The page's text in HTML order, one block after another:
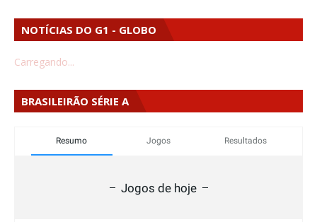
NOTÍCIAS DO G1 - GLOBO
Carregando...
BRASILEIRÃO SÉRIE A
Resumo Jogos Resultados
Jogos de hoje